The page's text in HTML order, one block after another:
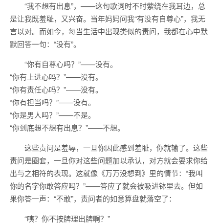
“我不想有出息”，——这句歌词时不时萦绕在我耳边，总
是让我既羞耻，又兴奋。当年妈妈问我“有没有自尊心”，我无
言以对。而如今，每当生活中出现类似的责问，我都在心中默
默回答一句：“没有”。
“你有自尊心吗？”——没有。
“你有上进心吗？”——没有。
“你有责任心吗？”——没有。
“你有担当吗？”——没有。
“你是男人吗？”——不是。
“你到底想不想有出息？”——不想。
这些责问是羞辱，一旦你因此感到羞耻，你就输了。这些
责问是圈套，一旦你对这些问题加以承认，对方就会要求你给
出与之相符的表现。这就像《万万没想到》里的情节：“我叫
你的名字你敢答应吗？”——答应了就会被吸进钵里去。但如
果你答一声：“不敢”，责问者的如意算盘就落空了：
“咦？你不按牌理出牌啊？”